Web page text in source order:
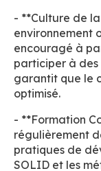
- **Culture de
environnement
encouragé à
participer à des
garantit que le
optimisé.
- **Formation
régulièrement
pratiques de
SOLID et les